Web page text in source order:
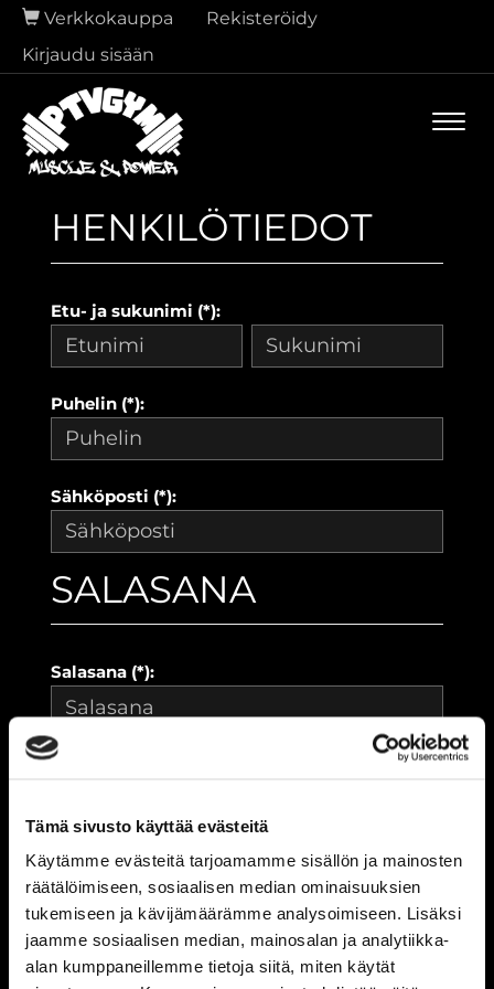
Tämä sivusto käyttää evästeitä
Käytämme evästeitä tarjoamamme sisällön ja mainosten
räätälöimiseen, sosiaalisen median ominaisuuksien
tukemiseen ja kävijämäärämme analysoimiseen. Lisäksi
jaamme sosiaalisen median, mainosalan ja analytiikka-
alan kumppaneillemme tietoja siitä, miten käytät
Verkkokauppa
Rekisteröidy
Kirjaudu sisään
HENKILÖTIEDOT
Etu- ja sukunimi (*):
Puhelin (*):
Sähköposti (*):
SALASANA
Salasana (*):
Vahvista salasana (*):
YHTEYSTIEDOT
Katuosoite (*):